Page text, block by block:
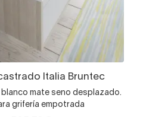
Italia Bruntec
mate seno desplazado.
grifería empotrada